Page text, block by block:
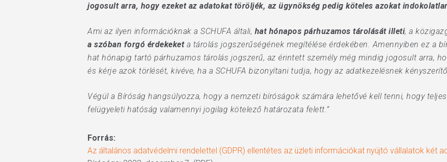
jogosult arra, hogy ezeket az adatokat töröljék, az ügynökség pedig köteles azokat
Ami az ilyen információknak a SCHUFA általi, hat hónapos párhuzamos tárolását illeti, a
a szóban forgó érdekeketa tárolás jogszerűségének megítélése érdekében. Amennyiben ez a
hat hónapig tartó párhuzamos tárolás jogszerű, az érintett személy még mindig jogosult arra,
és kérje azok törlését, kivéve, ha a SCHUFA bizonyítani tudja, hogy az adatkezelésnek
Végül a Bíróság hangsúlyozza, hogy a nemzeti bíróságok számára lehetővé kell tenni, hogy
felügyeleti hatóság valamennyi jogilag kötelező határozata felett.”
Forrás:
Az általános adatvédelmi rendelettel (GDPR) ellentétes az üzleti információkat nyújtó vállalatok két